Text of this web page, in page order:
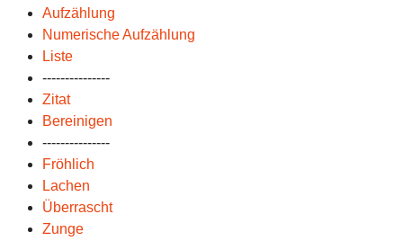
Aufzählung
Numerische Aufzählung
Liste
---------------
Zitat
Bereinigen
---------------
Fröhlich
Lachen
Überrascht
Zunge